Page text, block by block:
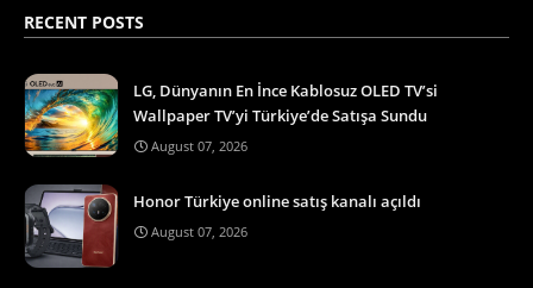
RECENT POSTS
LG, Dünyanın En İnce Kablosuz OLED TV’si
Wallpaper TV’yi Türkiye’de Satışa Sundu
August 07, 2026
Honor Türkiye online satış kanalı açıldı
August 07, 2026